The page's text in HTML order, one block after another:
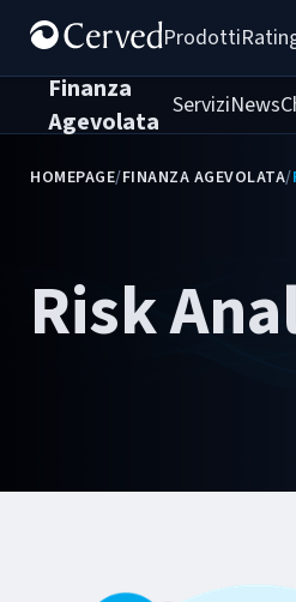
Prodotti
Finanza
Agevolata
ServiziNews
HOMEPAGE/FINANZA AGEVOLATA/
Risk